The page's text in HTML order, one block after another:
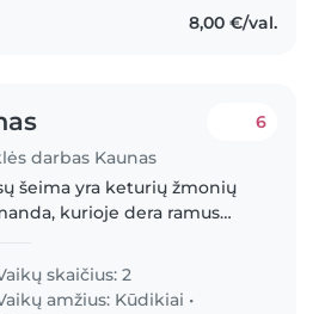
8,00 €/val.
darbas Kaunas
6
šeima yra keturių žmonių
kurioje dera ramus
mažųjų smalsumas. Linas
tėtis, kuris mėgsta spręsti
skaičius: 2
amžius: Kūdikiai •